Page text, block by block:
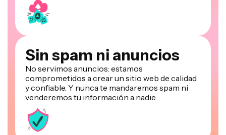
Sin spam ni anuncios
No servimos anuncios: estamos
comprometidos a crear un sitio web de calidad
y confiable. Y nunca te mandaremos spam ni
venderemos tu información a nadie.